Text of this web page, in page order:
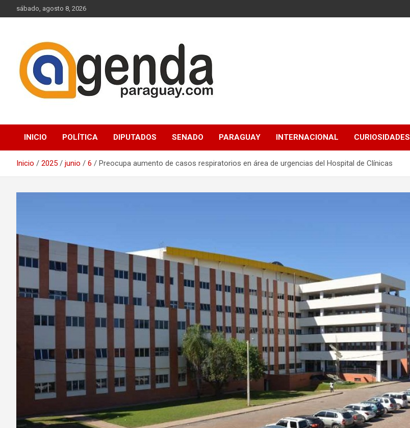
al
sábado, agosto 8, 2026
Agenda Paraguay
INICIO POLÍTICA DIPUTADOS SENADO PARAGUAY INTERNACIONAL CURIOSIDADES
Inicio 2025 junio 6 Preocupa aumento de casos respiratorios en área de urgencias del Hospital de Clínicas